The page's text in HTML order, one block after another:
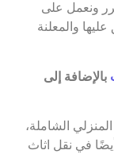
ونعمل على
والمعلنة
بالإضافة إلى
الشاملة،
في نقل اثاث